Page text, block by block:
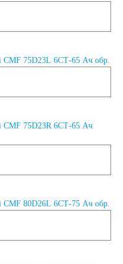
CMF 75D23L 6СТ-65 Ач обр.
CMF 75D23R 6СТ-65 Ач
CMF 80D26L 6СТ-75 Ач обр.